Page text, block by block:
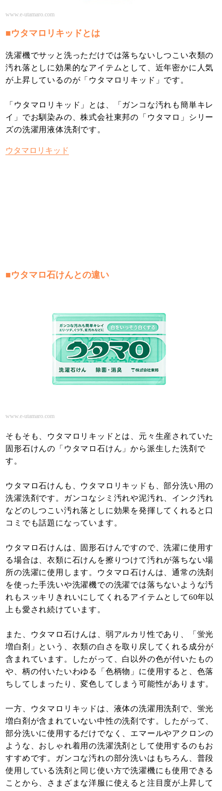
www.e-utamaro.com
■ウタマロリキッドとは
洗濯機でサッと洗っただけでは落ちないしつこい衣類の
汚れ落としに効果的なアイテムとして、近年密かに人気
が上昇しているのが「ウタマロリキッド」です。
「ウタマロリキッド」とは、「ガンコな汚れも簡単キレ
イ」でお馴染みの、株式会社東邦の「ウタマロ」シリー
ズの洗濯用液体洗剤です。
ウタマロリキッド
■ウタマロ石けんとの違い
www.e-utamaro.com
そもそも、ウタマロリキッドとは、元々生産されていた
固形石けんの「ウタマロ石けん」から派生した洗剤で
す。
ウタマロ石けんも、ウタマロリキッドも、部分洗い用の
洗濯洗剤です。ガンコなシミ汚れや泥汚れ、インク汚れ
などのしつこい汚れ落としに効果を発揮してくれると口
コミでも話題になっています。
ウタマロ石けんは、固形石けんですので、洗濯に使用す
る場合は、衣類に石けんを擦りつけて汚れが落ちない場
所の洗濯に使用します。ウタマロ石けんは、通常の洗剤
を使った手洗いや洗濯機での洗濯では落ちないような汚
れもスッキリきれいにしてくれるアイテムとして60年以
上も愛され続けています。
また、ウタマロ石けんは、弱アルカリ性であり、「蛍光
増白剤」という、衣類の白さを取り戻してくれる成分が
含まれています。したがって、白以外の色が付いたもの
や、柄の付いたいわゆる「色柄物」に使用すると、色落
ちしてしまったり、変色してしまう可能性があります。
一方、ウタマロリキッドは、液体の洗濯用洗剤で、蛍光
増白剤が含まれていない中性の洗剤です。したがって、
部分洗いに使用するだけでなく、エマールやアクロンの
ような、おしゃれ着用の洗濯洗剤として使用するのもお
すすめです。ガンコな汚れの部分洗いはもちろん、普段
使用している洗剤と同じ使い方で洗濯機にも使用できる
ことから、さまざまな洋服に使えると注目度が上昇して